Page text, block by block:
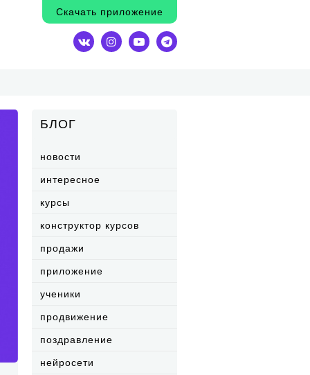
Скачать приложение
БЛОГ
новости
интересное
курсы
конструктор курсов
продажи
приложение
ученики
продвижение
поздравление
нейросети